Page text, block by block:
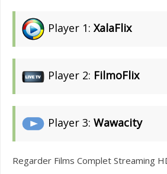
Player 1: XalaFlix
Player 2: FilmoFlix
Player 3: Wawacity
Regarder Films Complet Streaming